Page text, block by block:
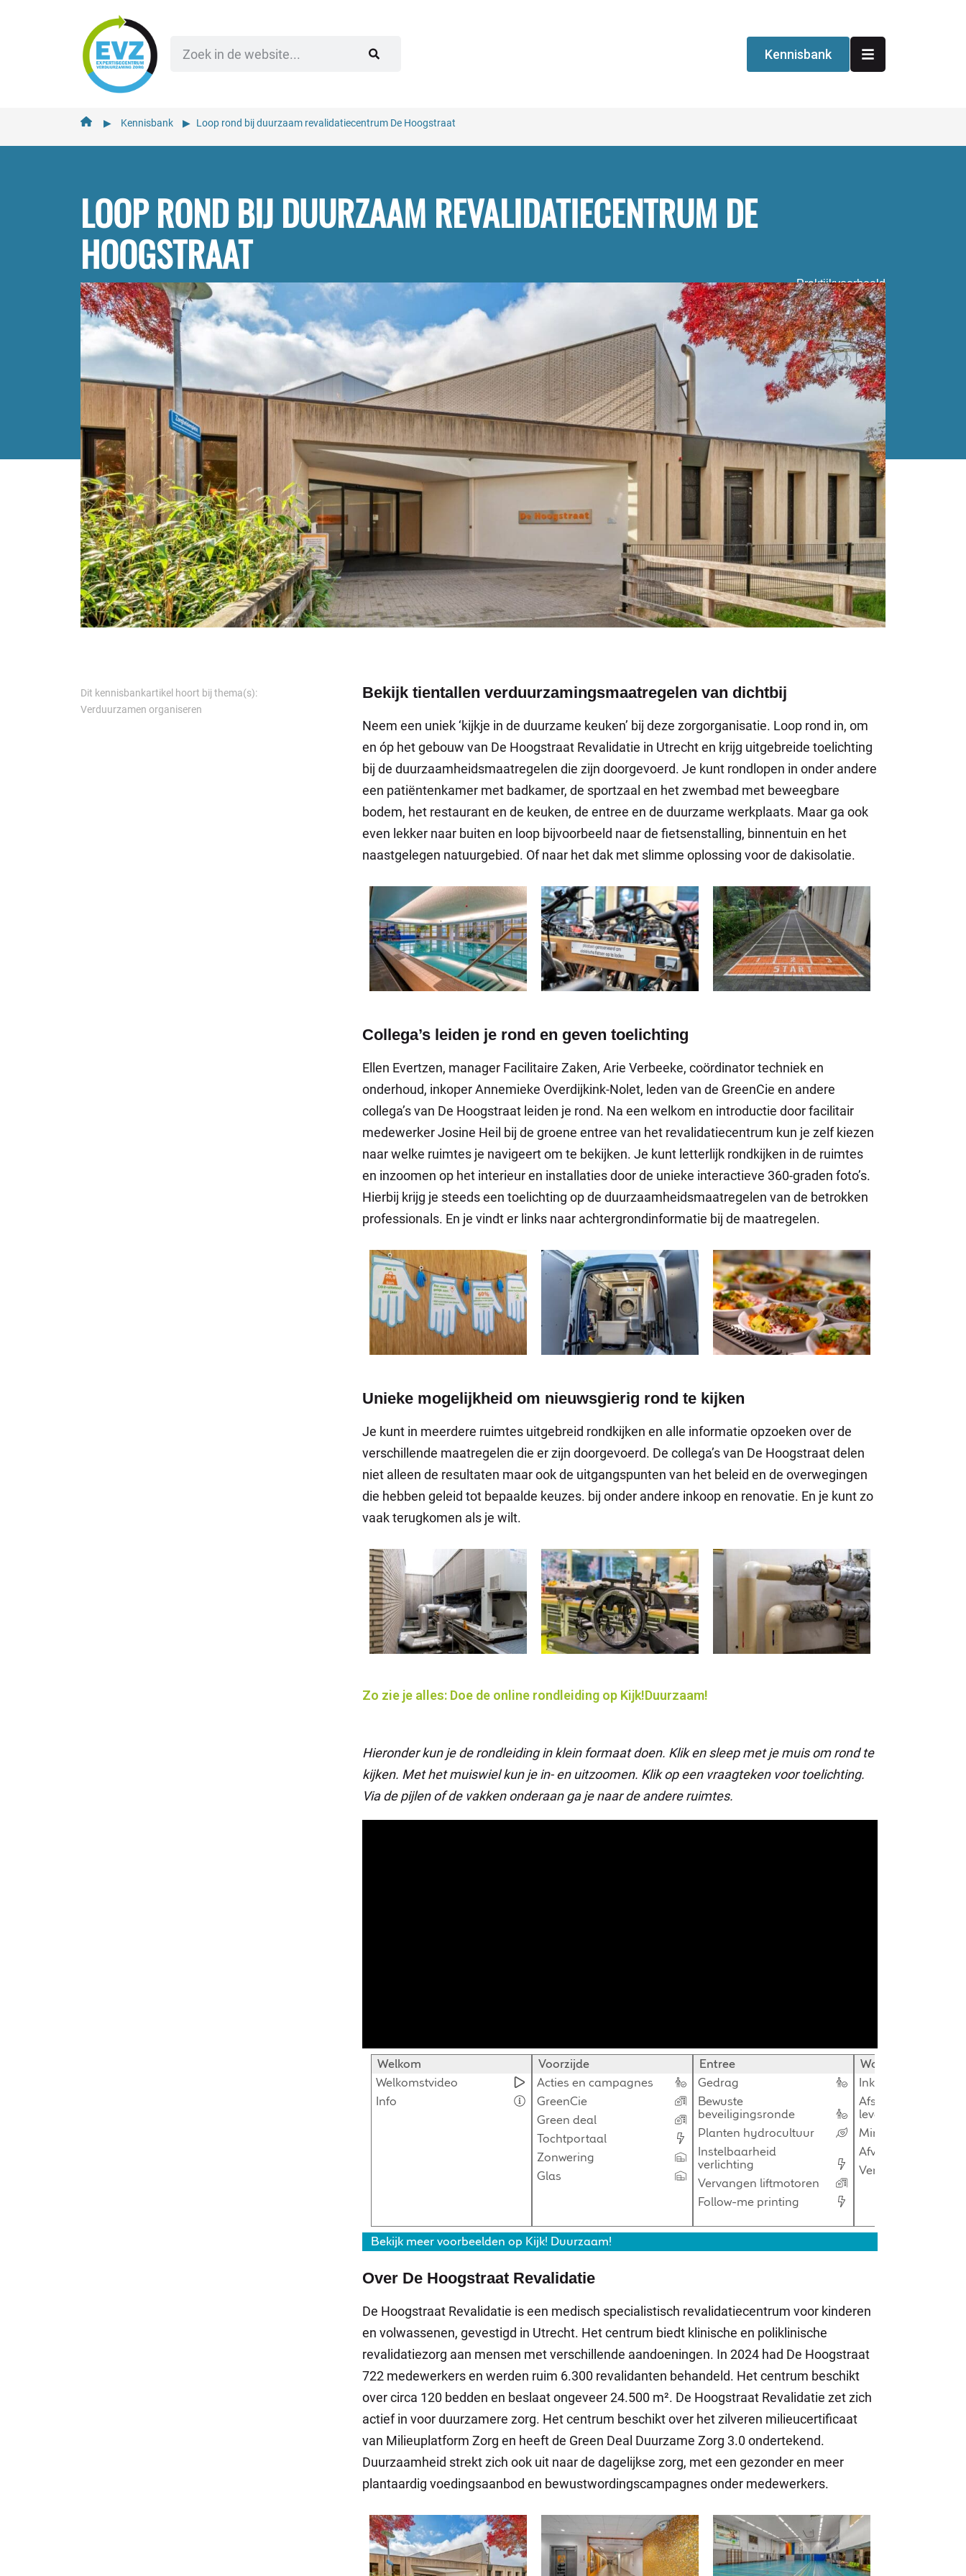
Kennisbank
▶︎ Kennisbank ▶︎ Loop rond bij duurzaam revalidatiecentrum De Hoogstraat
LOOP ROND BIJ DUURZAAM REVALIDATIECENTRUM DE
HOOGSTRAAT
Praktijkvoorbeeld
Dit kennisbankartikel hoort bij thema(s):
Verduurzamen organiseren
Bekijk tientallen verduurzamingsmaatregelen van dichtbij
Neem een uniek ‘kijkje in de duurzame keuken’ bij deze zorgorganisatie. Loop rond in, om
en óp het gebouw van De Hoogstraat Revalidatie in Utrecht en krijg uitgebreide toelichting
bij de duurzaamheidsmaatregelen die zijn doorgevoerd. Je kunt rondlopen in onder andere
een patiëntenkamer met badkamer, de sportzaal en het zwembad met beweegbare
bodem, het restaurant en de keuken, de entree en de duurzame werkplaats. Maar ga ook
even lekker naar buiten en loop bijvoorbeeld naar de fietsenstalling, binnentuin en het
naastgelegen natuurgebied. Of naar het dak met slimme oplossing voor de dakisolatie.
Collega’s leiden je rond en geven toelichting
Ellen Evertzen, manager Facilitaire Zaken, Arie Verbeeke, coördinator techniek en
onderhoud, inkoper Annemieke Overdijkink-Nolet, leden van de GreenCie en andere
collega’s van De Hoogstraat leiden je rond. Na een welkom en introductie door facilitair
medewerker Josine Heil bij de groene entree van het revalidatiecentrum kun je zelf kiezen
naar welke ruimtes je navigeert om te bekijken. Je kunt letterlijk rondkijken in de ruimtes
en inzoomen op het interieur en installaties door de unieke interactieve 360-graden foto’s.
Hierbij krijg je steeds een toelichting op de duurzaamheidsmaatregelen van de betrokken
professionals. En je vindt er links naar achtergrondinformatie bij de maatregelen.
Unieke mogelijkheid om nieuwsgierig rond te kijken
Je kunt in meerdere ruimtes uitgebreid rondkijken en alle informatie opzoeken over de
verschillende maatregelen die er zijn doorgevoerd. De collega’s van De Hoogstraat delen
niet alleen de resultaten maar ook de uitgangspunten van het beleid en de overwegingen
die hebben geleid tot bepaalde keuzes. bij onder andere inkoop en renovatie. En je kunt zo
vaak terugkomen als je wilt.
Zo zie je alles: Doe de online rondleiding op Kijk!Duurzaam!
Hieronder kun je de rondleiding in klein formaat doen. Klik en sleep met je muis om rond te
kijken. Met het muiswiel kun je in- en uitzoomen. Klik op een vraagteken voor toelichting.
Via de pijlen of de vakken onderaan ga je naar de andere ruimtes.
Over De Hoogstraat Revalidatie
De Hoogstraat Revalidatie is een medisch specialistisch revalidatiecentrum voor kinderen
en volwassenen, gevestigd in Utrecht. Het centrum biedt klinische en poliklinische
revalidatiezorg aan mensen met verschillende aandoeningen. In 2024 had De Hoogstraat
722 medewerkers en werden ruim 6.300 revalidanten behandeld. Het centrum beschikt
over circa 120 bedden en beslaat ongeveer 24.500 m². De Hoogstraat Revalidatie zet zich
actief in voor duurzamere zorg. Het centrum beschikt over het zilveren milieucertificaat
van Milieuplatform Zorg en heeft de Green Deal Duurzame Zorg 3.0 ondertekend.
Duurzaamheid strekt zich ook uit naar de dagelijkse zorg, met een gezonder en meer
plantaardig voedingsaanbod en bewustwordingscampagnes onder medewerkers.